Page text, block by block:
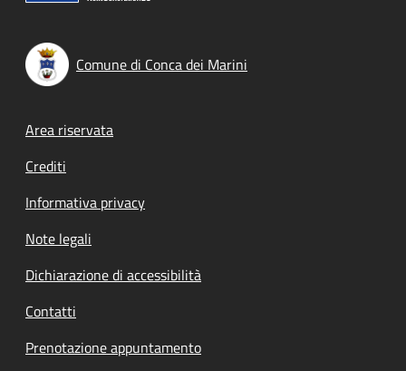
Comune di Conca dei Marini
Footer menu
Area riservata
Crediti
Informativa privacy
Note legali
Dichiarazione di accessibilità
Contatti
Prenotazione appuntamento